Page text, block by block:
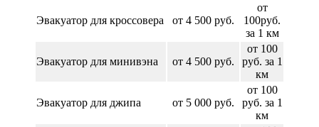
Эвакуатор для кроссовера от 4 500 руб.
от
100руб.
за 1 км
Эвакуатор для минивэна от 4 500 руб.
от 100
руб. за 1
км
Эвакуатор для джипа от 5 000 руб.
от 100
руб. за 1
км